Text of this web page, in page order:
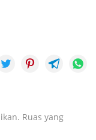
Ruas yang